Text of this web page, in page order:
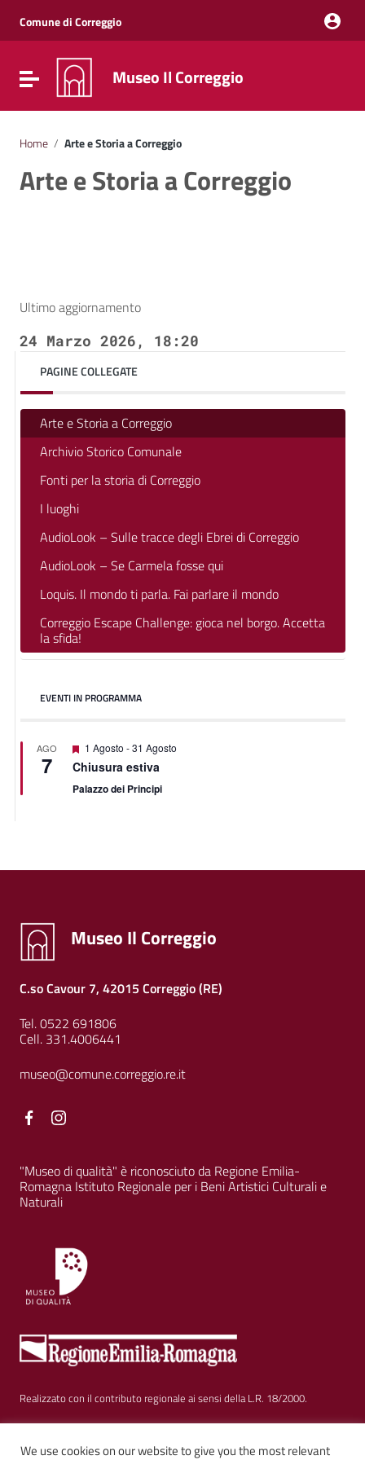
Vai al menu di navigazione
Vai al footer
Comune di Correggio
Attiva / disattiva la navigazione
Museo Il Correggio
Home / Arte e Storia a Correggio
Arte e Storia a Correggio
Ultimo aggiornamento
24 Marzo 2026, 18:20
PAGINE COLLEGATE
Arte e Storia a Correggio
Archivio Storico Comunale
Fonti per la storia di Correggio
I luoghi
AudioLook – Sulle tracce degli Ebrei di Correggio
AudioLook – Se Carmela fosse qui
Loquis. Il mondo ti parla. Fai parlare il mondo
Correggio Escape Challenge: gioca nel borgo. Accetta
la sfida!
EVENTI IN PROGRAMMA
AGO
7
Segnalati
1 Agosto -31 Agosto
Chiusura estiva
Palazzo dei Principi
Museo Il Correggio
C.so Cavour 7, 42015 Correggio (RE)
Tel. 0522 691806
Cell. 331.4006441
museo@comune.correggio.re.it
Facebook
"Museo di qualità" è riconosciuto da Regione Emilia-
Romagna Istituto Regionale per i Beni Artistici Culturali e
Naturali
Realizzato con il contributo regionale ai sensi della L.R. 18/2000.
Sezione Link Utili
Privacy | Cookie policy | Note legali | Contatti |
We use cookies on our website to give you the most relevant